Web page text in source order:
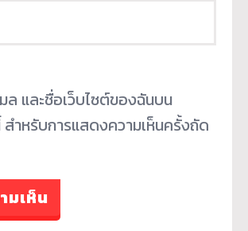
ล และชื่อเว็บไซต์ของฉันบน
สำหรับการแสดงความเห็นครั้งถัด